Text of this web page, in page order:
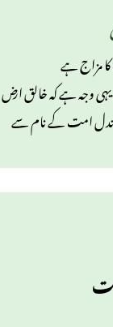
مزاج ہے
وجہ ہے کہ خالق ارـض
امت کے نام سے